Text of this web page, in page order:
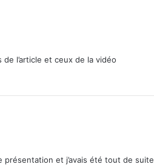
l’article et ceux de la vidéo
présentation et j’avais été tout de suite